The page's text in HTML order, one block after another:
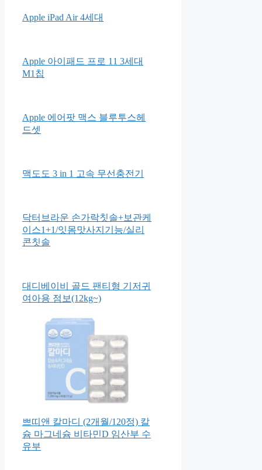
Apple iPad Air 4세대
Apple 아이패드 프로 11 3세대
M1칩
Apple 에어팟 맥스 블루투스헤
드셋
맥도도 3 in 1 고속 무선충전기
닥터브라운 손가락칫솔+보관케
이스1+1/잇몸맛사지기능/실리
콘칫솔
대디베이비 골드 팬티형 기저귀
여아용 점보(12kg~)
쁘띠앤 칼마디 (2개월/120정) 칼
슘 마그네슘 비타민D 임산부 수
유부